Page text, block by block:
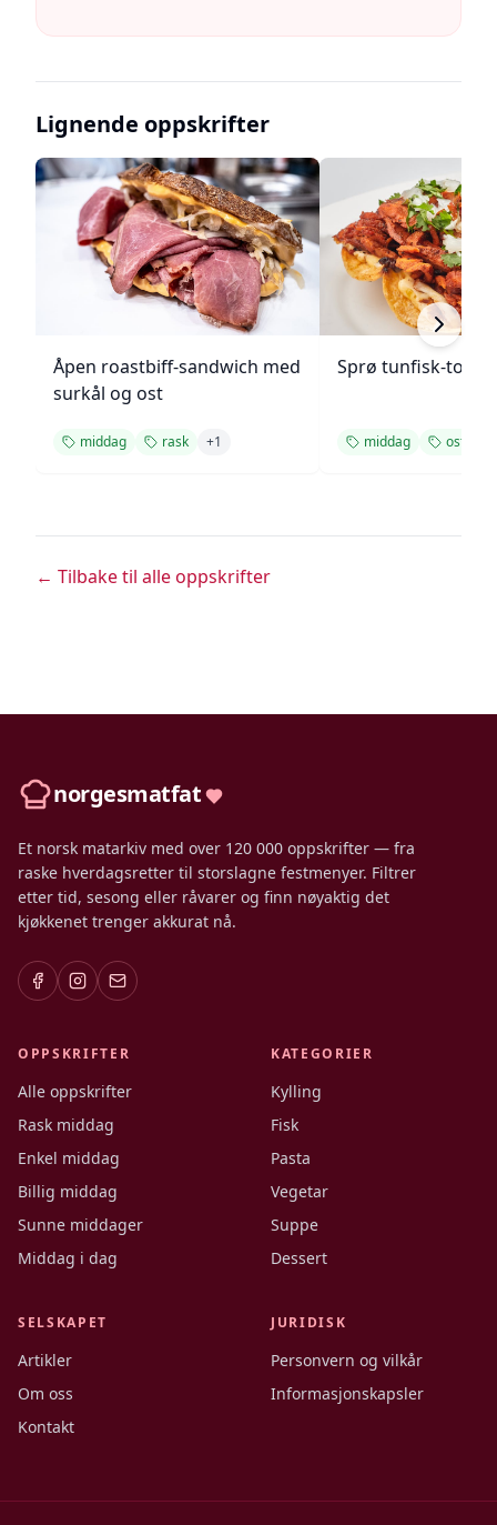
Lignende oppskrifter
Åpen roastbiff-sandwich med
surkål og ost
middag rask +1
Sprø tunfisk-
middag ost
← Tilbake til alle oppskrifter
norgesmatfat
Et norsk matarkiv med over 120 000 oppskrifter — fra
raske hverdagsretter til storslagne festmenyer. Filtrer
etter tid, sesong eller råvarer og finn nøyaktig det
kjøkkenet trenger akkurat nå.
OPPSKRIFTER
Alle oppskrifter
Rask middag
Enkel middag
Billig middag
Sunne middager
Middag i dag
KATEGORIER
Kylling
Fisk
Pasta
Vegetar
Suppe
Dessert
SELSKAPET
Artikler
Om oss
Kontakt
JURIDISK
Personvern og vilkår
Informasjonskapsler